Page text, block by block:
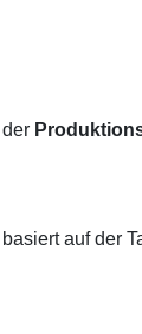
auf der